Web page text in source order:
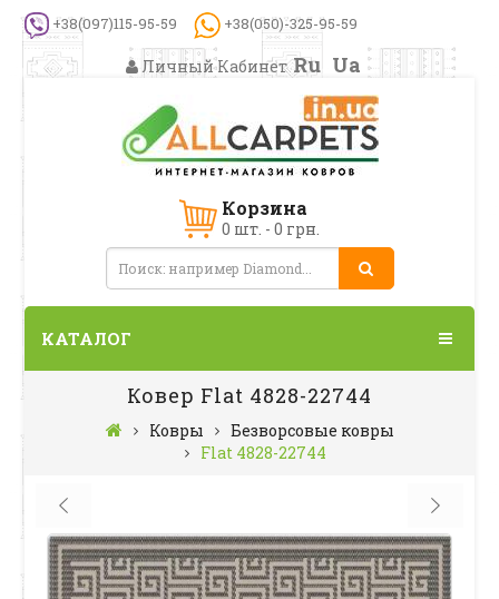
+38(097)115-95-59 +38(050)-325-95-59
Личный Кабинет Ru Ua
Корзина
0 шт. - 0 грн.
КАТАЛОГ
Ковер Flat 4828-22744
Ковры
Безворсовые ковры
Flat 4828-22744